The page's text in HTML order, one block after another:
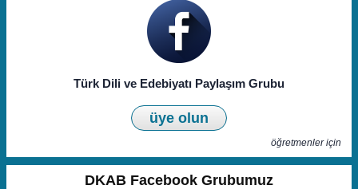
Türk Dili ve Edebiyatı Paylaşım Grubu
üye olun
öğretmenler için
DKAB Facebook Grubumuz